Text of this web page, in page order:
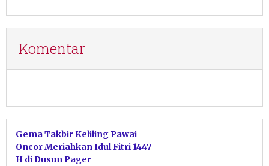
Komentar
Gema Takbir Keliling Pawai
Oncor Meriahkan Idul Fitri 1447
H di Dusun Pager